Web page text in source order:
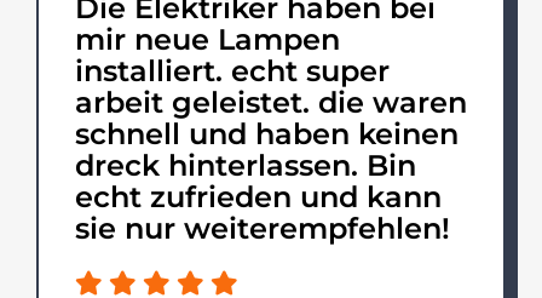
Die Elektriker haben bei
mir neue Lampen
installiert. echt super
arbeit geleistet. die waren
schnell und haben keinen
dreck hinterlassen. Bin
echt zufrieden und kann
sie nur weiterempfehlen!